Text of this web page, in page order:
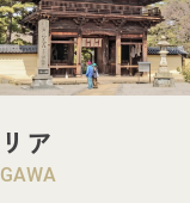
ア